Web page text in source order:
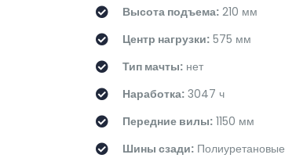
Высота подъема: 210 мм
Центр нагрузки: 575 мм
Тип мачты: нет
Наработка: 3047 ч
Передние вилы: 1150 мм
Шины сзади: Полиуретановые